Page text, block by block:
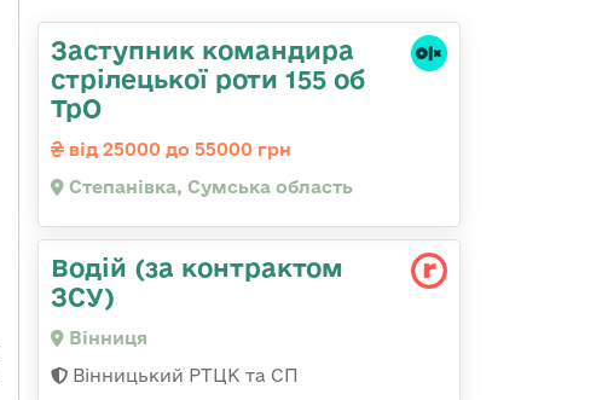
Заступник командира
стрілецької роти 155 об
ТрО
від 25000 до 55000 грн
Степанівка, Сумська область
Водій (за контрактом
ЗСУ)
Вінниця
Вінницький РТЦК та СП